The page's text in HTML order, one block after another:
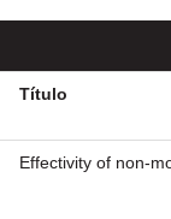
Título
Effectivity of non-